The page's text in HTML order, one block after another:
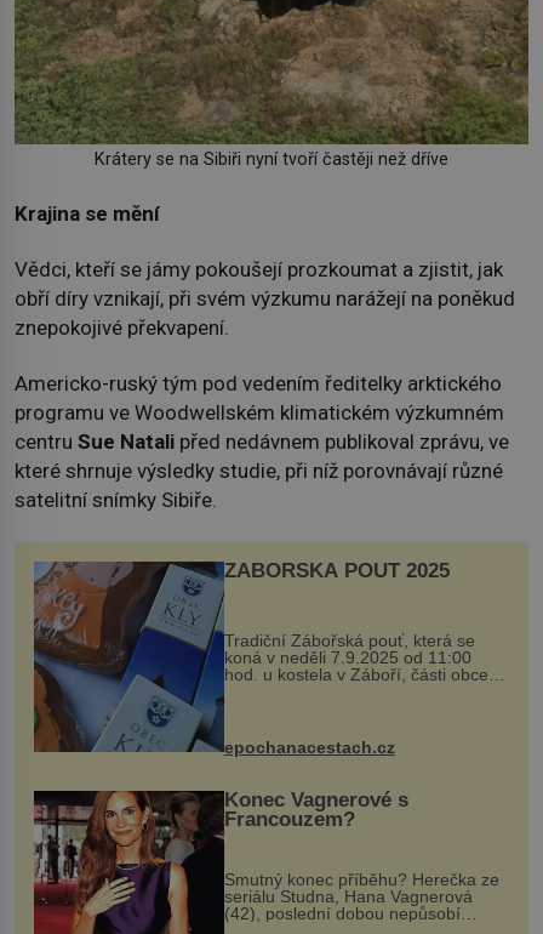
Krátery se na Sibiři nyní tvoří častěji než dříve
Krajina se mění
Vědci, kteří se jámy pokoušejí prozkoumat a zjistit, jak
obří díry vznikají, při svém výzkumu narážejí na poněkud
znepokojivé překvapení.
Americko-ruský tým pod vedením ředitelky arktického
programu ve Woodwellském klimatickém výzkumném
centru Sue Natali před nedávnem publikoval zprávu, ve
které shrnuje výsledky studie, při níž porovnávají různé
satelitní snímky Sibiře.
ZÁBOŘSKÁ POUŤ 2025
Tradiční Zábořská pouť, která se
koná v neděli 7.9.2025 od 11:00
hod. u kostela v Záboří, části obce
Kly u Mělníka. V programu naleznete
komentovanou prohlídku kostela,
epochanacestach.cz
Konec Vagnerové s
Francouzem?
Smutný konec příběhu? Herečka ze
seriálu Studna, Hana Vagnerová
(42), poslední dobou nepůsobí